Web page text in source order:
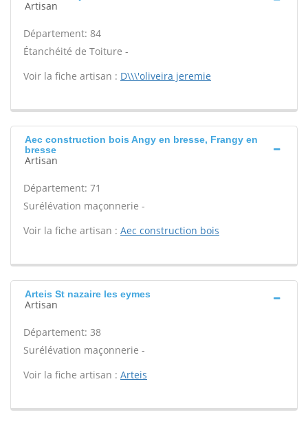
Artisan
Département: 84
Étanchéité de Toiture -
Voir la fiche artisan : D\\\'oliveira jeremie
Aec construction bois Angy en bresse, Frangy en
bresse
Artisan
Département: 71
Surélévation maçonnerie -
Voir la fiche artisan : Aec construction bois
Arteis St nazaire les eymes
Artisan
Département: 38
Surélévation maçonnerie -
Voir la fiche artisan : Arteis